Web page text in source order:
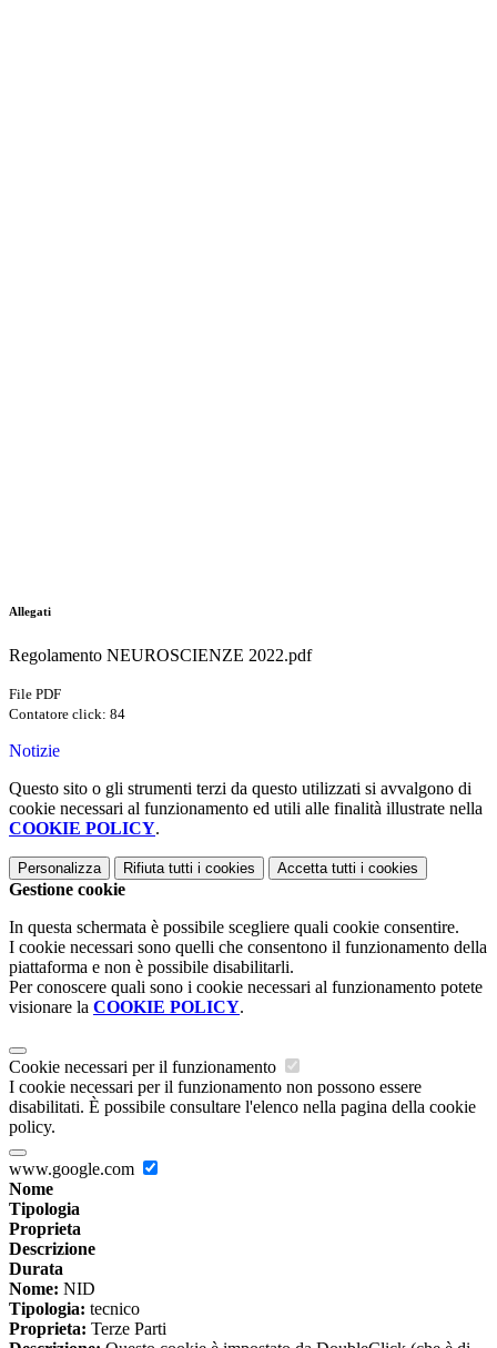
Allegati
Regolamento NEUROSCIENZE 2022.pdf
File PDF
Contatore click: 84
Notizie
Questo sito o gli strumenti terzi da questo utilizzati si avvalgono di
cookie necessari al funzionamento ed utili alle finalità illustrate nella
COOKIE POLICY.
Personalizza Rifiuta tutti i cookies Accetta tutti i cookies
Gestione cookie
In questa schermata è possibile scegliere quali cookie consentire.
I cookie necessari sono quelli che consentono il funzionamento della
piattaforma e non è possibile disabilitarli.
Per conoscere quali sono i cookie necessari al funzionamento potete
visionare la COOKIE POLICY.
Cookie necessari per il funzionamento
I cookie necessari per il funzionamento non possono essere
disabilitati. È possibile consultare l'elenco nella pagina della cookie
policy.
www.google.com
Nome
Tipologia
Proprieta
Descrizione
Durata
Nome: NID
Tipologia: tecnico
Proprieta: Terze Parti